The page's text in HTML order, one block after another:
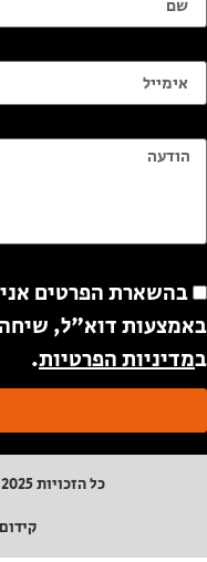
בהשארת הפרטים
דוא"ל, שיחה
מדיניות הפרטיות.
כל הזכויות 2025 © שמורות GO KART ISRAEL